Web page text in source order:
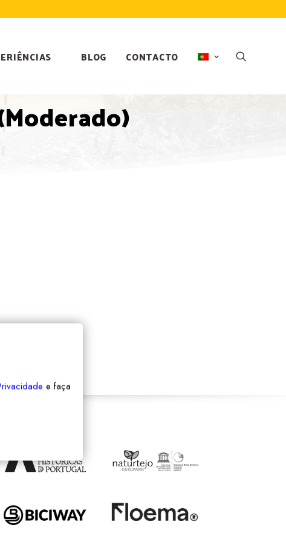
BLOG CONTACTO
e faça